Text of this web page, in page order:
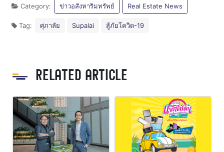
Category: ข่าวอสังหาริมทรัพย์ Real Estate News
Tag: ศุภาลัย Supalai สู้ภัยโควิด-19
RELATED ARTICLE